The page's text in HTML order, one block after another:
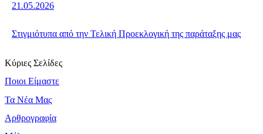
21.05.2026
Στιγμιότυπα από την Τελική Προεκλογική της παράταξης μας
Κύριες Σελίδες
Ποιοι Είμαστε
Τα Νέα Μας
Αρθρογραφία